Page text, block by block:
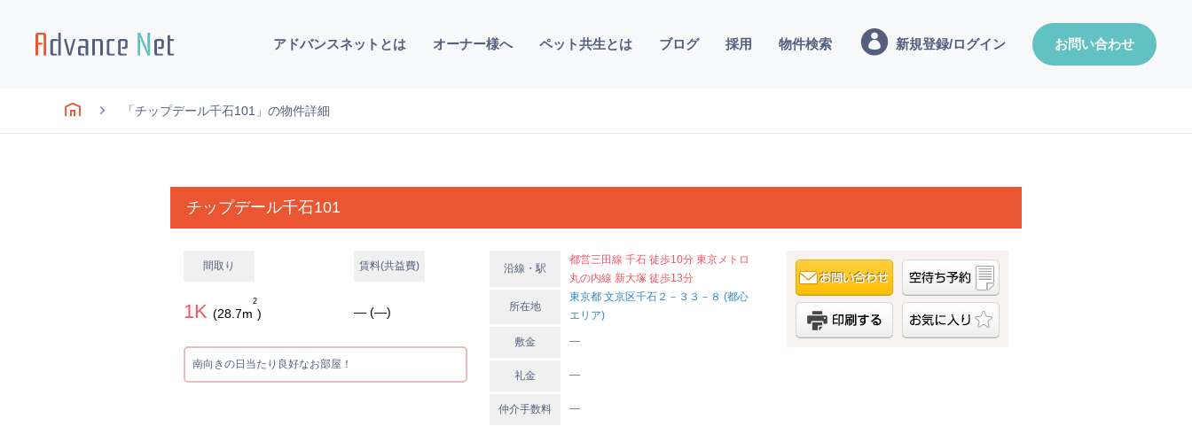
アドバンスネットとは オーナー様へ ペット共生とは ブログ 採用 物件検索 新規登録/ログイン お問い合わせ
「チップデール千石101」の物件詳細
チップデール千石101
間取り 賃料(共益費)
1K (28.7m
2
) ― (―)
南向きの日当たり良好なお部屋！
沿線・駅
都営三田線 千石 徒歩10分 東京メトロ
丸の内線 新大塚 徒歩13分
所在地
東京都 文京区千石２－３３－８ (都心
エリア)
敷金 ―
礼金 ―
仲介手数料 ―